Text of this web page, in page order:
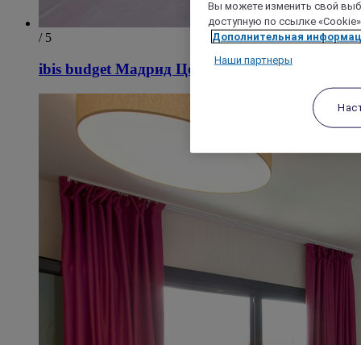
/ 5
ibis budget Мадрид Центр Лавапьес
Вы можете изменить свой
доступную по ссылке
Дополнительная
Наши партнеры